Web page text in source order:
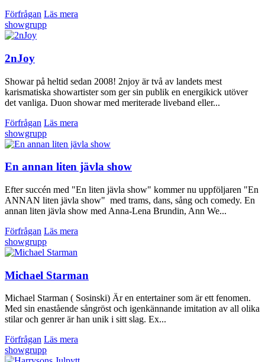
Förfrågan Läs mera
showgrupp
2nJoy
Showar på heltid sedan 2008! 2njoy är två av landets mest
karismatiska showartister som ger sin publik en energikick utöver
det vanliga. Duon showar med meriterade liveband eller...
Förfrågan Läs mera
showgrupp
En annan liten jävla show
Efter succén med "En liten jävla show" kommer nu uppföljaren "En
ANNAN liten jävla show" med trams, dans, sång och comedy. En
annan liten jävla show med Anna-Lena Brundin, Ann We...
Förfrågan Läs mera
showgrupp
Michael Starman
Michael Starman ( Sosinski) Är en entertainer som är ett fenomen.
Med sin enastående sångröst och igenkännande imitation av all olika
stilar och genrer är han unik i sitt slag. Ex...
Förfrågan Läs mera
showgrupp